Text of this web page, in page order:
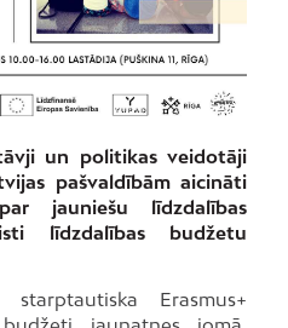
un politikas veidotāji
pašvaldībām aicināti
jauniešu līdzdalības
līdzdalības budžetu
Erasmus+